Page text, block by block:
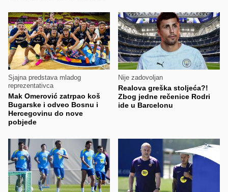
Sjajna predstava mladog
reprezentativca
Mak Omerović zatrpao koš
Bugarske i odveo Bosnu i
Hercegovinu do nove
pobjede
Nije zadovoljan
Realova greška stoljeća?!
Zbog jedne rečenice Rodri
ide u Barcelonu